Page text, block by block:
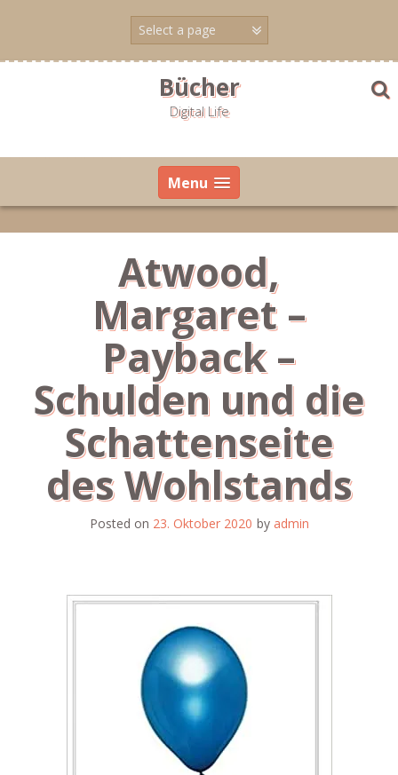
Bücher
Digital Life
Menu
Atwood,
Margaret –
Payback –
Schulden und die
Schattenseite
des Wohlstands
Posted on 23. Oktober 2020 by admin